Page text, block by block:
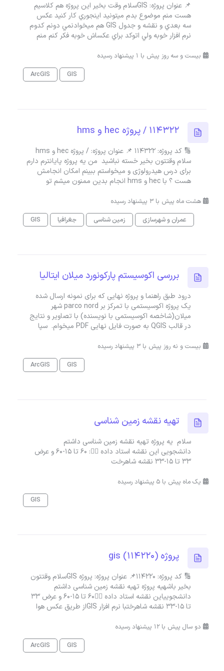
📌 عنوان پروژه: GISسلام وقت بخير اين پروژه هم كلاسيم
هست منم موضوع بدم ميتونيد اينجوري كار كنيد عكس
سه بعدي و نقشه و جدول GIS هم ميخوادنمي دونم كدوم
نرم افزار خوبه ولي اتوكد براي عكساش خوبه فكر كنم منم
بیست و سه روز پیش با 1 پیشنهاد رسیده
GIS
ArcGIS
114322 / پروژه hec و hms
🔢 کد پروژه: 114322 📌 عنوان پروژه: / پروژه hec و hms
سلام وقتتون بخیر خسته نباشید من یه پروژه پایانترم دارم
برای درس هیدرولوژی و میخواستم ببینم امکان انجامش
هست ؟ با hec و hms انجام بدین ممنون میشم تو
هشت ماه پیش با 3 پیشنهاد رسیده
عمران و شهرسازی
زمین شناسی جغرافیا GIS
بررسی اکوسیستم پارکونورد میلان ایتالیا
درود طبق راهنما و پروژه نهایی که برای نمونه ارسال شده
یک پروژه اکوسیستمی با تمرکز بر parco nord شهر
میلان(شاخصه اکوسیستمی با نویسنده) با تصاویر و نتایج
در قالب QGIS به صورت فایل نهایی PDF میخوام. سپا
بیست و نه روز پیش با 3 پیشنهاد رسیده
GIS
ArcGIS
تهیه نقشه زمین شناسی
سلام یه پروژه تهیه نقشه زمین شناسی داشتم
دانشجویی این نقشه استاد داده 👆🏻: ۶۰ تا ۱۵-۶۰ و عرض
۳۳ تا ۱۵-۳۳ نقشه شاهرخت
یک ماه پیش با 5 پیشنهاد رسیده
GIS
پروژه gis (114220)
🔢 کد پروژه: 114220📌 عنوان پروژه: پروژه GISسلام وقتتون
بخیر باشهیه پروژه تهیه نقشه زمین شناسی داشتم
دانشجوییاین نقشه استاد داده 👆🏻۶۰ تا ۱۵-۶۰ و عرض ۳۳
تا ۱۵-۳۳ نقشه شاهرختبا نرم افزار GISاز طریق عکس هوا
دو سال پیش با 12 پیشنهاد رسیده
GIS
ArcGIS